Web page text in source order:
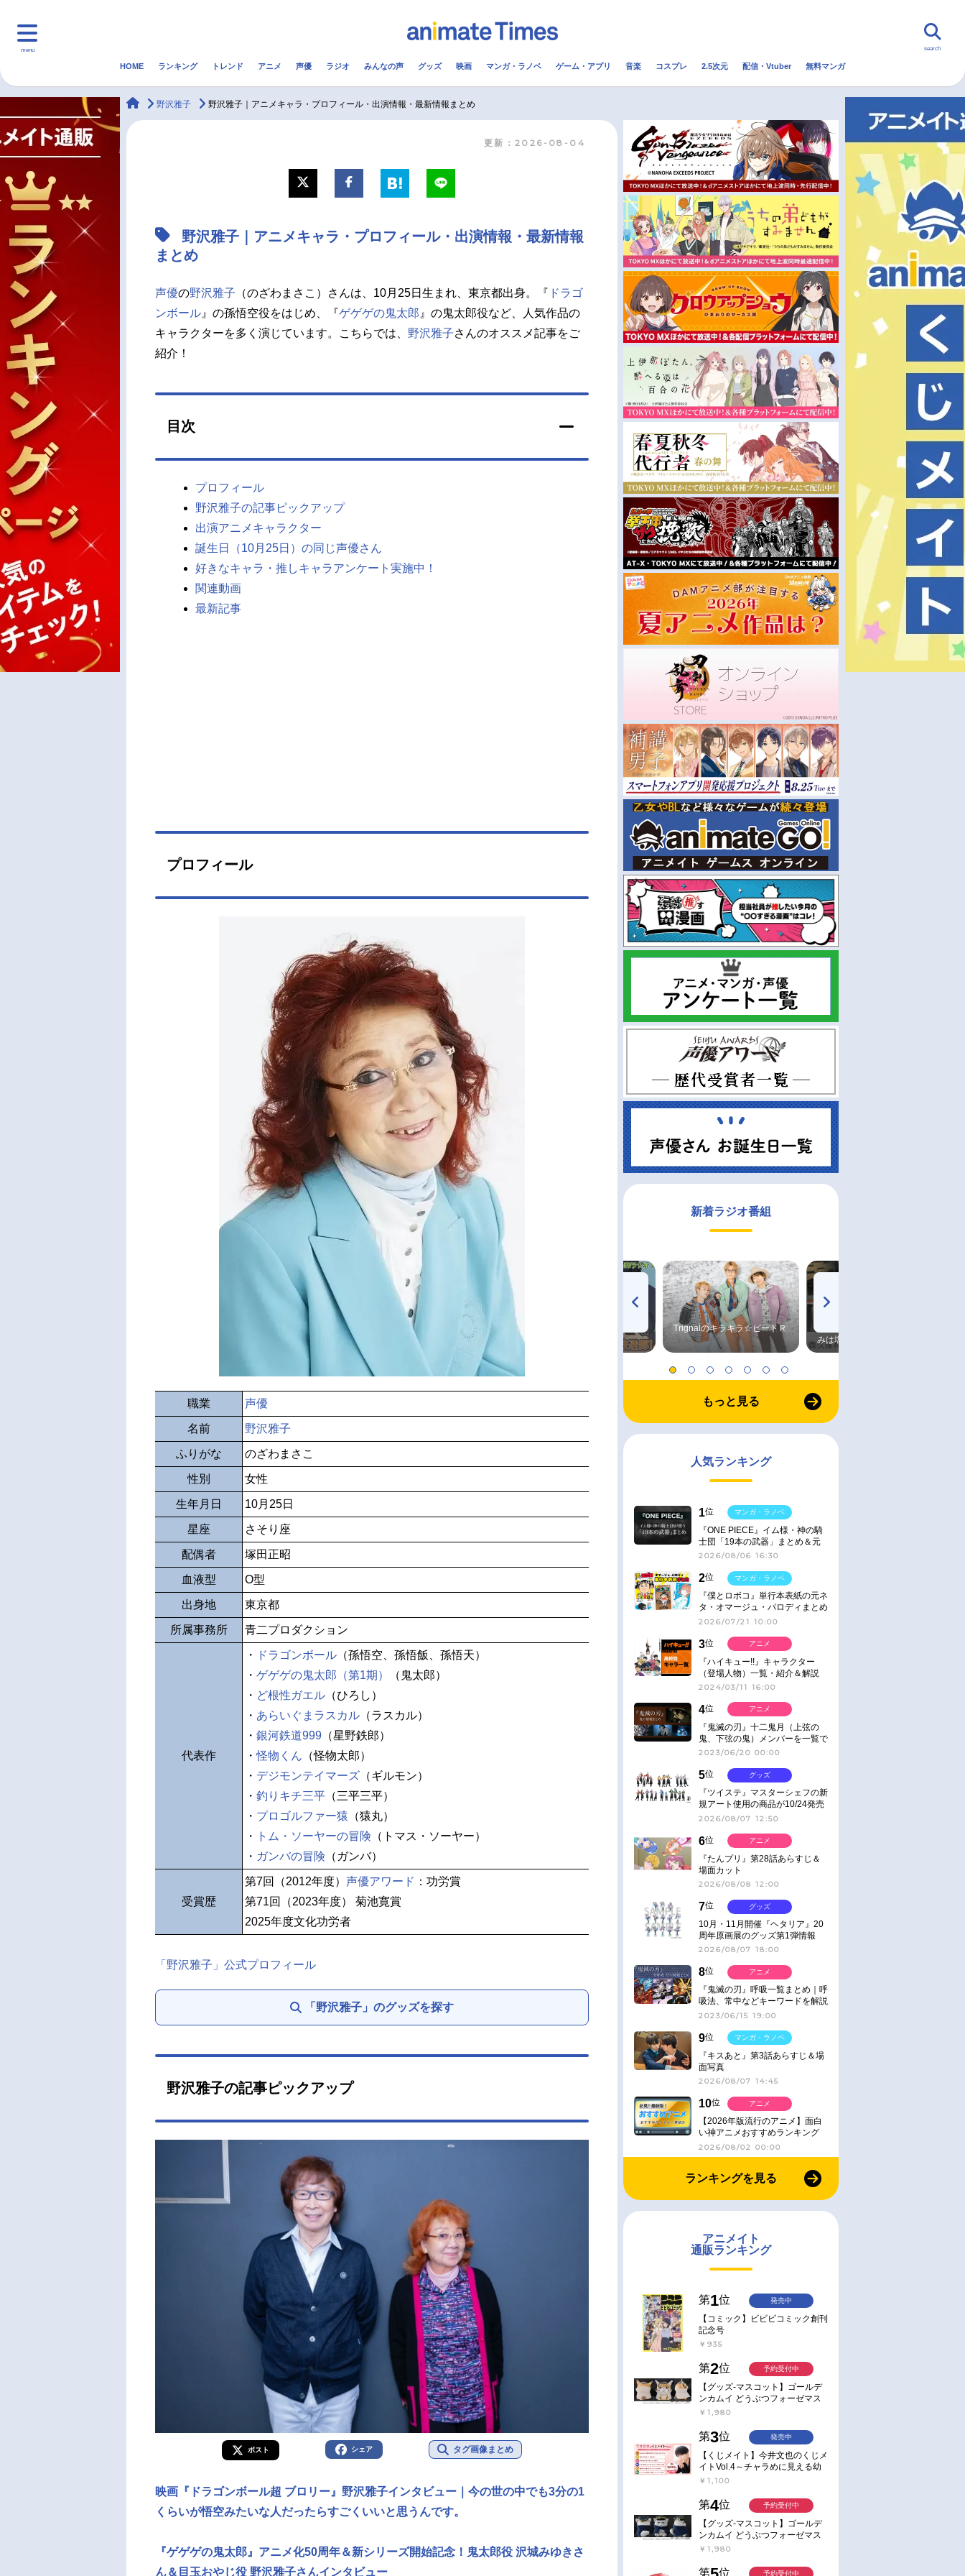
menu
マンガ・ラノベ 2.5次元 配信・Vtuber トレンド 無料マンガ
声優記事一覧
アニメ映画一覧
男性声優/女性声優一覧
今期アニメ曜日別一覧
夏アニメ
秋アニメ
冬アニメ
search
HOME ランキング トレンド アニメ 声優 ラジオ みんなの声 グッズ 映画 マンガ・ラノベ ゲーム・アプリ 音楽 コスプレ 2.5次元 配信・Vtuber 無料マンガ
animateTimes
野沢雅子 野沢雅子｜アニメキャラ・プロフィール・出演情報・最新情報まとめ
更新：2026-08-04
野沢雅子｜アニメキャラ・プロフィール・出演情報・最新情報
まとめ
声優の野沢雅子 （のざわまさこ）さんは、10月25日生まれ、東京都出身。『 ドラゴ
ンボール 』の孫悟空役をはじめ、『ゲゲゲの鬼太郎 』の鬼太郎役など、人気作品の
キャラクターを多く演じています。こちらでは、 野沢雅子さんのオススメ記事をご
紹介！
目次
プロフィール
野沢雅子の記事ピックアップ
出演アニメキャラクター
誕生日（10月25日）の同じ声優さん
好きなキャラ・推しキャラアンケート実施中！
関連動画
最新記事
プロフィール
職業 声優
名前 野沢雅子
ふりがな のざわまさこ
性別 女性
生年月日 10月25日
星座 さそり座
配偶者 塚田正昭
血液型 O型
出身地 東京都
所属事務所 青二プロダクション
代表作
・ ドラゴンボール （孫悟空、孫悟飯、孫悟天）
・ ゲゲゲの鬼太郎（第1期）
（鬼太郎）
・ ど根性ガエル （ひろし）
・ あらいぐまラスカル （ラスカル）
・ 銀河鉄道999 （星野鉄郎）
・怪物くん （怪物太郎）
・ デジモンテイマーズ （ギルモン）
・ 釣りキチ三平 （三平三平）
・ プロゴルファー猿 （猿丸）
・
トム・ソーヤーの冒険 （トマス・ソーヤー）
・ ガンバの冒険 （ガンバ）
受賞歴
第7回（2012年度） 声優アワード ：功労賞
第71回（2023年度） 菊池寛賞
2025年度文化功労者
「野沢雅子」公式プロフィール
「野沢雅子」のグッズを探す
野沢雅子の記事ピックアップ
ポスト シェア タグ画像まとめ
映画『ドラゴンボール超 ブロリー』野沢雅子インタビュー｜今の世の中でも3分の1
くらいが悟空みたいな人だったらすごくいいと思うんです。
『ゲゲゲの鬼太郎』アニメ化50周年＆新シリーズ開始記念！鬼太郎役 沢城みゆきさ
ん＆目玉おやじ役 野沢雅子さんインタビュー
新着ラジオ番組
TVアニメ『戦隊大失格』
radio 大直会 2nd season
Trignalのキラキラ☆ビートＲ
みは塩だけ
もっと見る
人気ランキング
1位
『ONE PIECE』イム様・神の騎
士団「19本の武器」まとめ＆元
ネタ
2026/08/06 16:30
マンガ・ラノベ
2位
『僕とロボコ』単行本表紙の元ネ
タ・オマージュ・パロディまとめ
2026/07/21 10:00
マンガ・ラノベ
3位
『ハイキュー!!』キャラクター
（登場人物）一覧・紹介＆解説
2024/03/11 16:00
アニメ
4位
『鬼滅の刃』十二鬼月（上弦の
鬼、下弦の鬼）メンバーを一覧で
紹介＆解説（登場鬼の情報まと
2023/06/20 00:00
アニメ
5位
『ツイステ』マスターシェフの新
規アート使用の商品が10/24発売
2026/08/07 12:50
グッズ
6位
『たんプリ』第28話あらすじ＆
場面カット
2026/08/08 12:00
アニメ
7位
10月・11月開催『ヘタリア』20
周年原画展のグッズ第1弾情報
2026/08/07 18:00
グッズ
8位
『鬼滅の刃』呼吸一覧まとめ｜呼
吸法、常中などキーワードを解説
2023/06/15 19:00
アニメ
9位
『キスあと』第3話あらすじ＆場
面写真
2026/08/07 14:45
マンガ・ラノベ
10位
【2026年版流行のアニメ】面白
い神アニメおすすめランキング
【名作・話題作】｜ジャンル別人
気作品をピックアップ
2026/08/02 00:00
アニメ
ランキングを見る
アニメイト
通販ランキング
第1位
【コミック】ビビビコミック創刊
記念号
￥935
発売中
第2位
【グッズ-マスコット】ゴールデ
ンカムイ どうぶつフォーゼマス
コット 4.尾形百之助【再販】
￥1,980
予約受付中
第3位
【くじメイト】今井文也のくじメ
イトVol.4～チャラめに見える幼
馴染、実は一途で独占欲が強いん
￥1,100
発売中
第4位
【グッズ-マスコット】ゴールデ
ンカムイ どうぶつフォーゼマス
コット 5.月島軍曹【再販】
￥1,980
予約受付中
第 位 予約受付中